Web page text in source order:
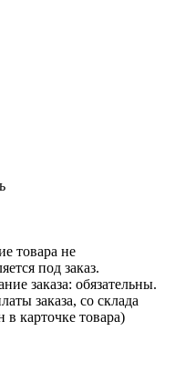
товара не
под заказ.
заказа: обязательны.
заказа, со склада
карточке товара)